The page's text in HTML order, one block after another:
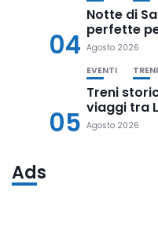
04
Notte di
perfette
Agosto 2026
05
EVENTI TRENI
Treni
viaggi tra
Agosto 2026
Ads